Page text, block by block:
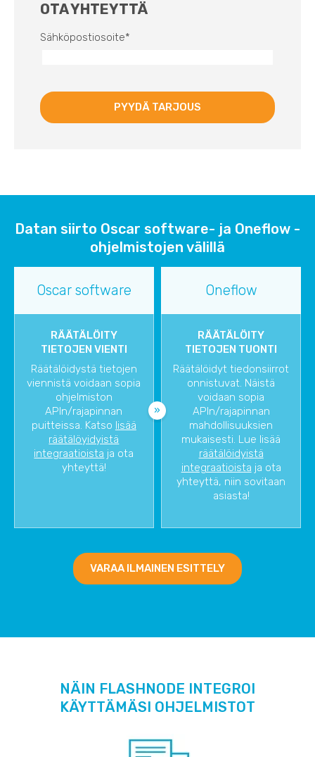
OTA YHTEYTTÄ
Sähköpostiosoite*
Datan siirto Oscar software- ja Oneflow -
ohjelmistojen välillä
Oscar software Oneflow
RÄÄTÄLÖITY
TIETOJEN VIENTI
Räätälöidystä tietojen
viennistä voidaan sopia
ohjelmiston
APIn/rajapinnan
puitteissa. Katso lisää
räätälöyidyistä
integraatioista ja ota
yhteyttä!
RÄÄTÄLÖITY
TIETOJEN TUONTI
Räätälöidyt tiedonsiirrot
onnistuvat. Näistä
voidaan sopia
APIn/rajapinnan
mahdollisuuksien
mukaisesti. Lue lisää
räätälöidyistä
integraatioista ja ota
yhteyttä, niin sovitaan
asiasta!
VARAA ILMAINEN ESITTELY
NÄIN FLASHNODE INTEGROI
KÄYTTÄMÄSI OHJELMISTOT